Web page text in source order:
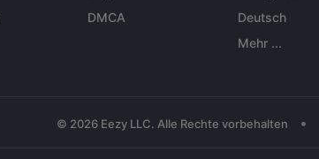
DMCA
Deutsch
Mehr ...
© 2026 Eezy LLC. Alle Rechte vorbehalten •